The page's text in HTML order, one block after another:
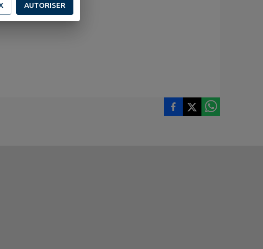
AUTORISER